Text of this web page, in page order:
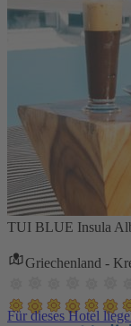
TUI BLUE Insula
Griechenland -
Für dieses Hotel